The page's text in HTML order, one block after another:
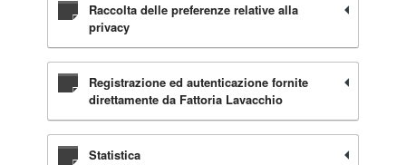
Raccolta delle preferenze relative alla
privacy
Registrazione ed autenticazione fornite
direttamente da Fattoria Lavacchio
Statistica